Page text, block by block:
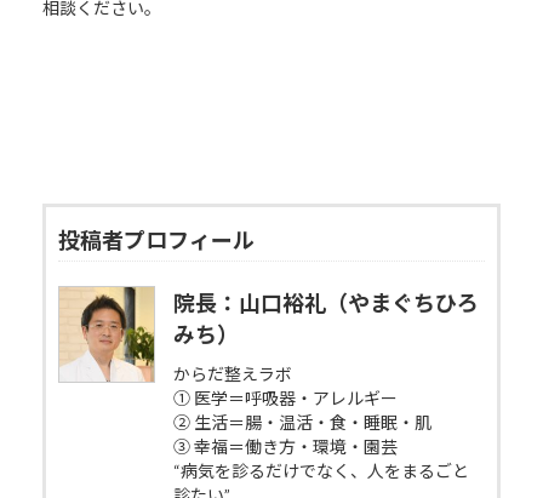
相談ください。
投稿者プロフィール
院長：山口裕礼（やまぐちひろ
みち）
からだ整えラボ
① 医学＝呼吸器・アレルギー
② 生活＝腸・温活・食・睡眠・肌
③ 幸福＝働き方・環境・園芸
“病気を診るだけでなく、人をまるごと